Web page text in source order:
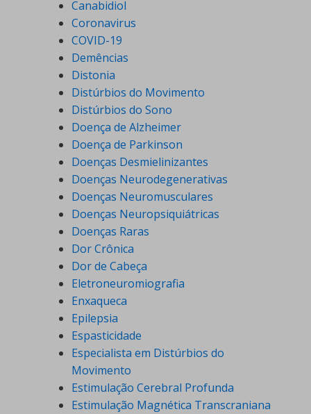
Canabidiol
Coronavirus
COVID-19
Demências
Distonia
Distúrbios do Movimento
Distúrbios do Sono
Doença de Alzheimer
Doença de Parkinson
Doenças Desmielinizantes
Doenças Neurodegenerativas
Doenças Neuromusculares
Doenças Neuropsiquiátricas
Doenças Raras
Dor Crônica
Dor de Cabeça
Eletroneuromiografia
Enxaqueca
Epilepsia
Espasticidade
Especialista em Distúrbios do
Movimento
Estimulação Cerebral Profunda
Estimulação Magnética Transcraniana